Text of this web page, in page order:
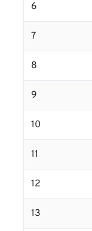
6
7
8
9
10
11
12
13